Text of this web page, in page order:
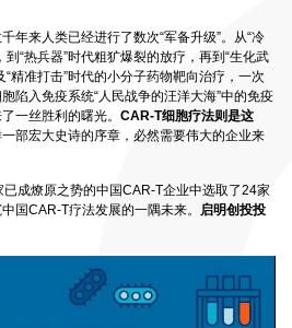
年来人类已经进行了数次“军备升级”。从“冷
“热兵器”时代粗犷爆裂的放疗，再到“生化武
精准打击”时代的小分子药物靶向治疗，一次
陷入免疫系统“人民战争的汪洋大海”中的免疫
一丝胜利的曙光。 CAR-T细胞疗法则是这
部宏大史诗的序章，必然需要伟大的企业来
成燎原之势的中国CAR-T企业中选取了24家
国CAR-T疗法发展的一隅未来。 启明创投投